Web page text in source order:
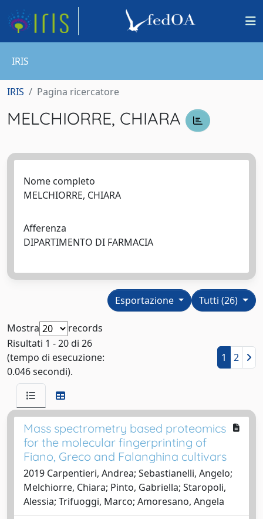
IRIS
IRIS Pagina ricercatore
MELCHIORRE, CHIARA
Nome completo
MELCHIORRE, CHIARA
Afferenza
DIPARTIMENTO DI FARMACIA
Tutti (26)
Esportazione
Mostra
records
Risultati 1 - 20 di 26
(tempo di esecuzione:
0.046 secondi).
1 2
Mass spectrometry based proteomics
for the molecular fingerprinting of
Fiano, Greco and Falanghina cultivars
2019 Carpentieri, Andrea; Sebastianelli, Angelo;
Melchiorre, Chiara; Pinto, Gabriella; Staropoli,
Alessia; Trifuoggi, Marco; Amoresano, Angela